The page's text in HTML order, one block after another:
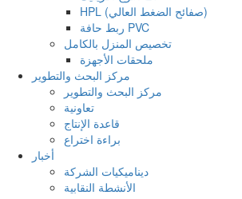
HPL (صفائح الضغط العالي)
ربط حافة PVC
تخصيص المنزل بالكامل
ملحقات الأجهزة
مركز البحث والتطوير
مركز البحث والتطوير
تعاونية
قاعدة الإنتاج
براءة اختراع
أخبار
ديناميكيات الشركة
الأنشطة النقابية